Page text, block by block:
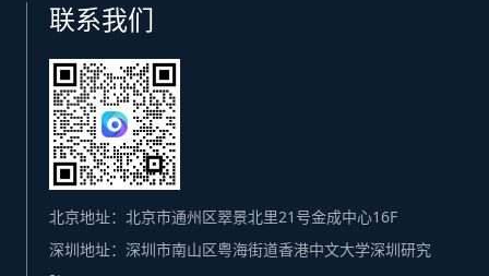
联系我们
北京地址：北京市通州区翠景北里21号金成中心16F
深圳地址：深圳市南山区粤海街道香港中文大学深圳研究